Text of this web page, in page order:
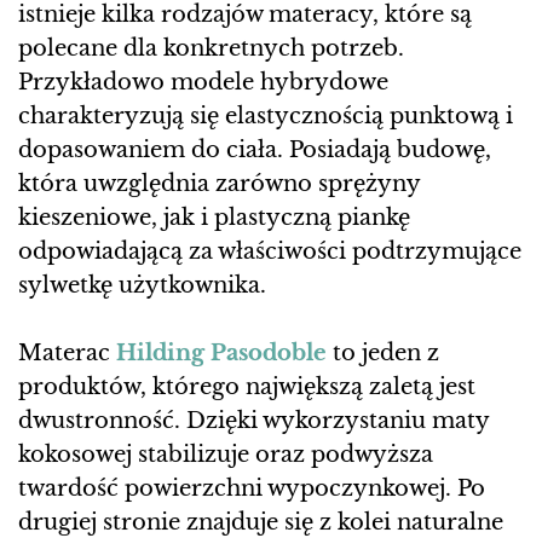
istnieje kilka rodzajów materacy, które są
polecane dla konkretnych potrzeb.
Przykładowo modele hybrydowe
charakteryzują się elastycznością punktową i
dopasowaniem do ciała. Posiadają budowę,
która uwzględnia zarówno sprężyny
kieszeniowe, jak i plastyczną piankę
odpowiadającą za właściwości podtrzymujące
sylwetkę użytkownika.
Materac Hilding Pasodoble to jeden z
produktów, którego największą zaletą jest
dwustronność. Dzięki wykorzystaniu maty
kokosowej stabilizuje oraz podwyższa
twardość powierzchni wypoczynkowej. Po
drugiej stronie znajduje się z kolei naturalne